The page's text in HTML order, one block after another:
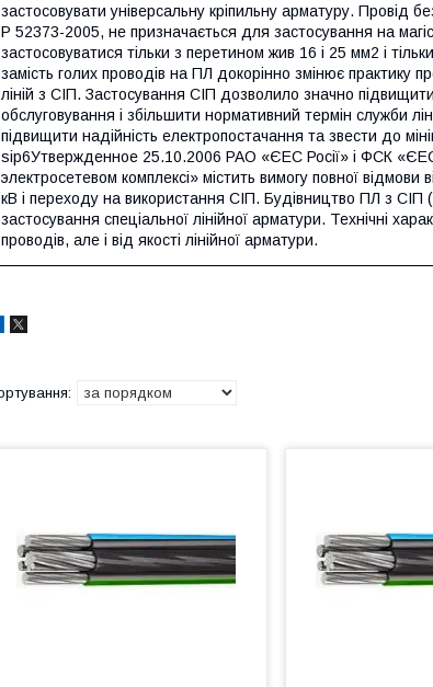
застосовувати універсальну кріпильну арматуру. Провід
Р 52373-2005, не призначається для застосування на
застосовуватися тільки з перетином жив 16 і 25 мм2 і
замість голих проводів на ПЛ докорінно змінює практику
ліній з СІП. Застосування СІП дозволило значно
обслуговування і збільшити нормативний термін служби
підвищити надійність електропостачання та звести до
ѕір6Утвержденное 25.10.2006 РАО «ЄЕС Росії» і ФСК
электросетевом комплексі» містить вимогу повної
кВ і переходу на використання СІП. Будівництво ПЛ з СІП
застосування спеціальної лінійної арматури. Технічні
проводів, але і від якості лінійної арматури.